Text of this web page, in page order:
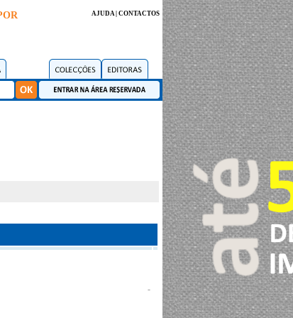
AJUDA| CONTACTOS
-